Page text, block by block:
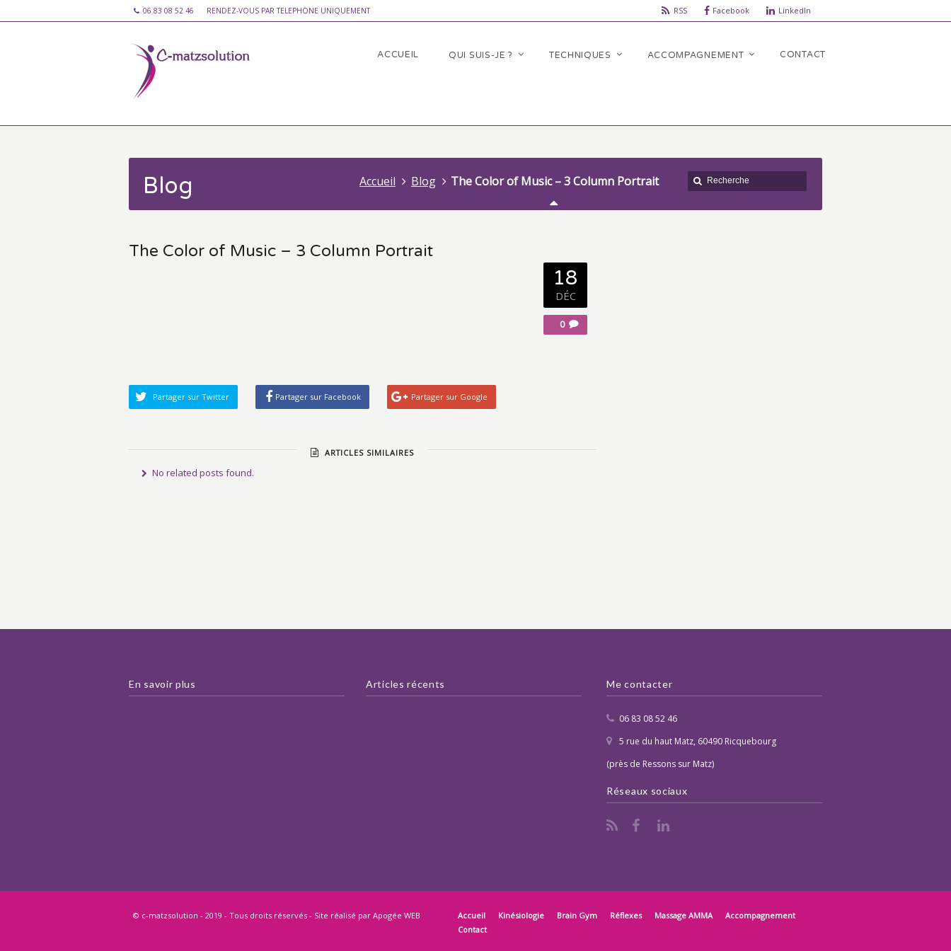
06 83 08 52 46 RENDEZ-VOUS PAR TELEPHONE UNIQUEMENT RSS Facebook LinkedIn
ACCUEIL QUI SUIS-JE ? TECHNIQUES ACCOMPAGNEMENT CONTACT
Blog Accueil Blog The Color of Music – 3 Column Portrait
The Color of Music – 3 Column Portrait
18
DÉC
0
Partager sur Twitter Partager sur Facebook Partager sur Google
ARTICLES SIMILAIRES
No related posts found.
En savoir plus Articles récents Me contacter
06 83 08 52 46
5 rue du haut Matz, 60490 Ricquebourg
(près de Ressons sur Matz)
Réseaux sociaux
© c-matzsolution - 2019 - Tous droits réservés - Site réalisé par Apogée WEB Accueil Kinésiologie Brain Gym Réflexes Massage AMMA
Accompagnement
Contact